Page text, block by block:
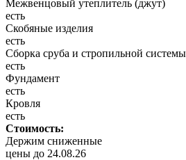
Межвенцовый утеплитель (джут)
есть
Скобяные изделия
есть
Сборка сруба и стропильной системы
есть
Фундамент
есть
Кровля
есть
Стоимость:
Держим сниженные
цены до 24.08.26